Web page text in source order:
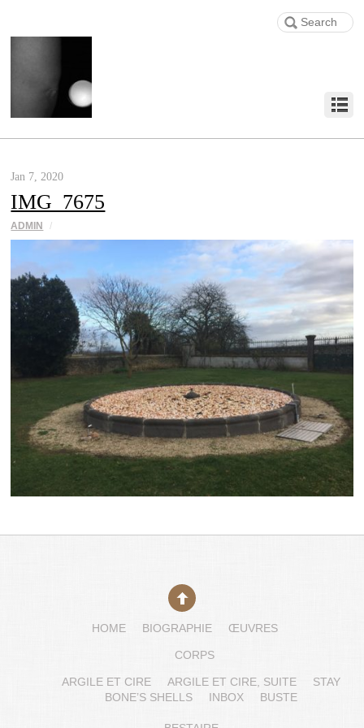
Jan 7, 2020
IMG_7675
ADMIN /
HOME BIOGRAPHIE ŒUVRES
CORPS
ARGILE ET CIRE ARGILE ET CIRE, SUITE
STAY
BONE’S SHELLS
INBOX BUSTE